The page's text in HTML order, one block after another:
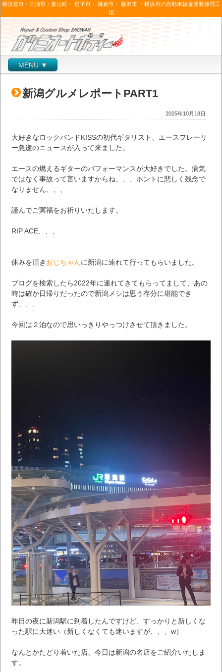
横須賀市・三浦市・葉山町・ 逗子市・ 鎌倉市・ 藤沢市 ・横浜市の自動車板金塗装修理工
場
MENU ▼
新潟グルメレポートPART1
2025年10月18日
大好きなロックバンドKISSの初代ギタリスト、エースフレーリ
ー急逝のニュースが入って来ました。
エースの燃えるギターのパフォーマンスが大好きでした。病気
ではなく事故って言いますからね、、、ホントに悲しく残念で
なりません、、、
謹んでご冥福をお祈りいたします。
RIP ACE、、、
休みを頂き おじちゃんに新潟に連れて行ってもらいました。
ブログを検索したら2022年に連れてきてもらってまして、あの
時は確か日帰りだったので新潟メシは思う存分に堪能でき
ず、、、
今回は２泊なので思いっきりやっつけさせて頂きました。
昨日の夜に新潟駅に到着したんですけど、すっかりと新しくな
った駅に大迷い（新しくなくても迷いますが、、、w）
なんとかたどり着いた店、今日は新潟の名店をご紹介いたしま
す。